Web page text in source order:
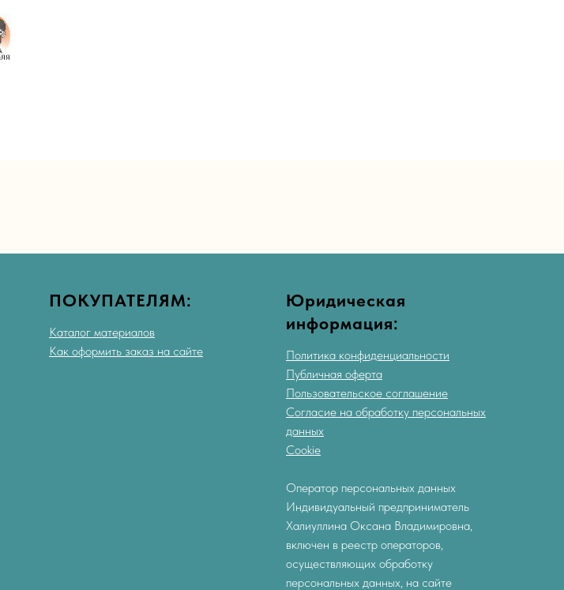
ПОКУПАТЕЛЯМ:
Каталог материалов
Как оформить заказ на сайте
Юридическая
информация:
Политика конфиденциальности
Публичная оферта
Пользовательское соглашение
Согласие на обработку персональных
данных
Cookie
Оператор персональных данных
Индивидуальный предприниматель
Халиуллина Оксана Владимировна,
включен в реестр операторов,
осуществляющих обработку
персональных данных, на сайте